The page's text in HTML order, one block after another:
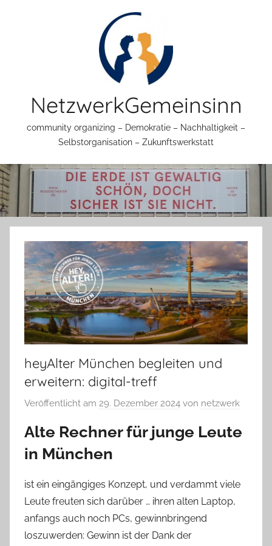
NetzwerkGemeinsinn
community organizing – Demokratie – Nachhaltigkeit –
Selbstorganisation – Zukunftswerkstatt
heyAlter München begleiten und
erweitern: digital-treff
Veröffentlicht am 29. Dezember 2024 von netzwerk
Alte Rechner für junge Leute
in München
ist ein eingängiges Konzept, und verdammt viele
Leute freuten sich darüber … ihren alten Laptop,
anfangs auch noch PCs, gewinnbringend
loszuwerden: Gewinn ist der Dank der